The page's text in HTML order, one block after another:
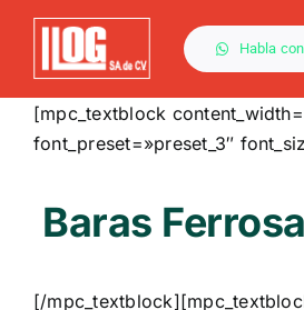
Saltar
contenido
Habla
[mpc_textblock
font_preset=»preset_3″
Baras
[/